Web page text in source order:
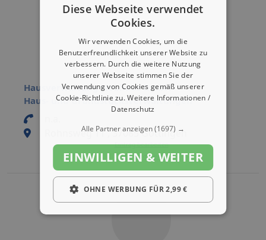
Hausverwaltung Neuhaus GmbH
Haus- und Grundstücksverwaltungen
Rohnsweg 11 , 37085 Göttingen
Eintrag bearbeiten
Eintrag aktivieren
Diese Webseite verwendet
Cookies.
Wir verwenden Cookies, um die
Benutzerfreundlichkeit unserer Website zu
verbessern. Durch die weitere Nutzung
unserer Webseite stimmen Sie der
Verwendung von Cookies gemäß unserer
Cookie-Richtlinie zu.Weitere Informationen /
Datenschutz
Alle Partner anzeigen(1697) →
EINWILLIGEN & WEITER
OHNE WERBUNG FÜR 2,99 €